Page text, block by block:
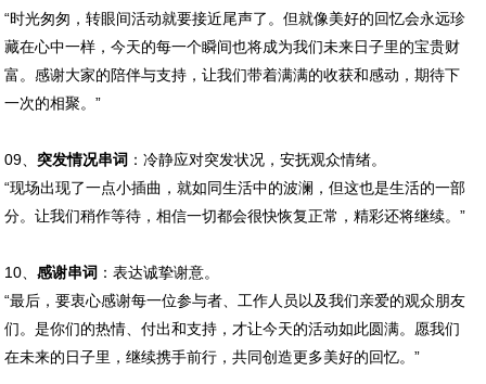
“时光匆匆，转眼间活动就要接近尾声了。但就像美好的回忆会永远珍
藏在心中一样，今天的每一个瞬间也将成为我们未来日子里的宝贵财
富。感谢大家的陪伴与支持，让我们带着满满的收获和感动，期待下
一次的相聚。”
09、 突发情况串词 ：冷静应对突发状况，安抚观众情绪。
“现场出现了一点小插曲，就如同生活中的波澜，但这也是生活的一部
分。让我们稍作等待，相信一切都会很快恢复正常，精彩还将继续。”
10、感谢串词 ：表达诚挚谢意。
“最后，要衷心感谢每一位参与者、工作人员以及我们亲爱的观众朋友
们。是你们的热情、付出和支持，才让今天的活动如此圆满。愿我们
在未来的日子里，继续携手前行，共同创造更多美好的回忆。”